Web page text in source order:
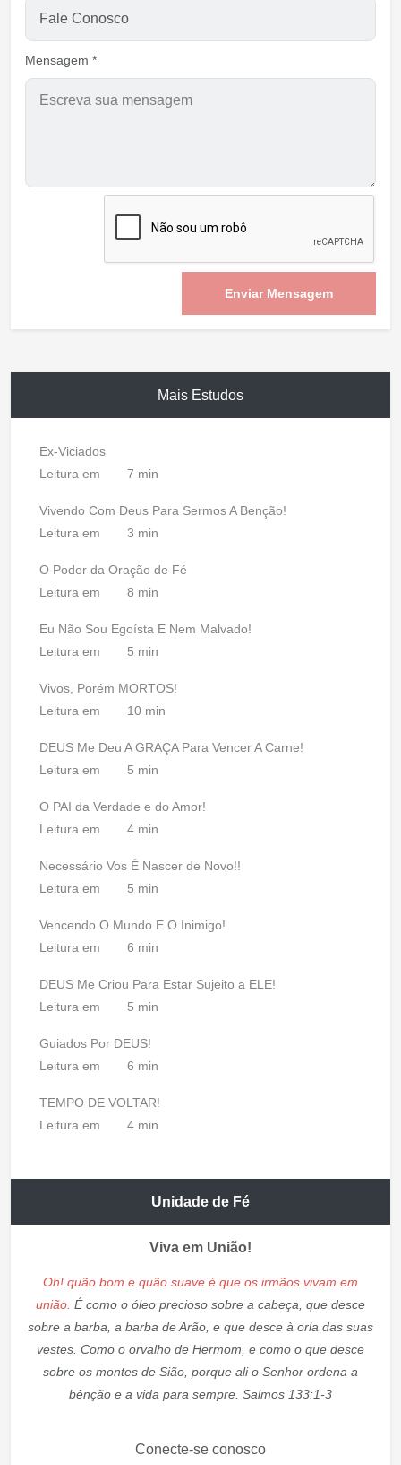
Mensagem *
Enviar Mensagem
Mais Estudos
Ex-Viciados
Leitura em
7 min
Vivendo Com Deus Para Sermos A Benção!
Leitura em
3 min
O Poder da Oração de Fé
Leitura em
8 min
Eu Não Sou Egoísta E Nem Malvado!
Leitura em
5 min
Vivos, Porém MORTOS!
Leitura em
10 min
DEUS Me Deu A GRAÇA Para Vencer A Carne!
Leitura em
5 min
O PAI da Verdade e do Amor!
Leitura em
4 min
Necessário Vos É Nascer de Novo!!
Leitura em
5 min
Vencendo O Mundo E O Inimigo!
Leitura em
6 min
DEUS Me Criou Para Estar Sujeito a ELE!
Leitura em
5 min
Guiados Por DEUS!
Leitura em
6 min
TEMPO DE VOLTAR!
Leitura em
4 min
Unidade de Fé
Viva em União!
Oh! quão bom e quão suave é que os irmãos vivam em
união. É como o óleo precioso sobre a cabeça, que desce
sobre a barba, a barba de Arão, e que desce à orla das suas
vestes. Como o orvalho de Hermom, e como o que desce
sobre os montes de Sião, porque ali o Senhor ordena a
bênção e a vida para sempre. Salmos 133:1-3
Conecte-se conosco